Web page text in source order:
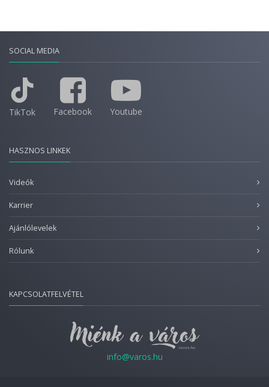
SOCIAL MEDIA
TikTok Facebook Youtube
HASZNOS LINKEK
Videók
Karrier
Ajánlólevelek
Rólunk
KAPCSOLATFELVÉTEL
info@varos.hu